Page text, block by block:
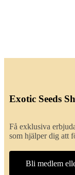
Exotic Seeds
Få exklusiva
som hjälper dig att
Bli medlem